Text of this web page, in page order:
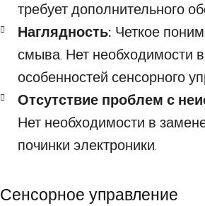
требует дополнительного
Наглядность: Четкое
смыва. Нет необходимости
особенностей сенсорного
Отсутствие проблем с
Нет необходимости в
починки электроники.
Сенсорное управление